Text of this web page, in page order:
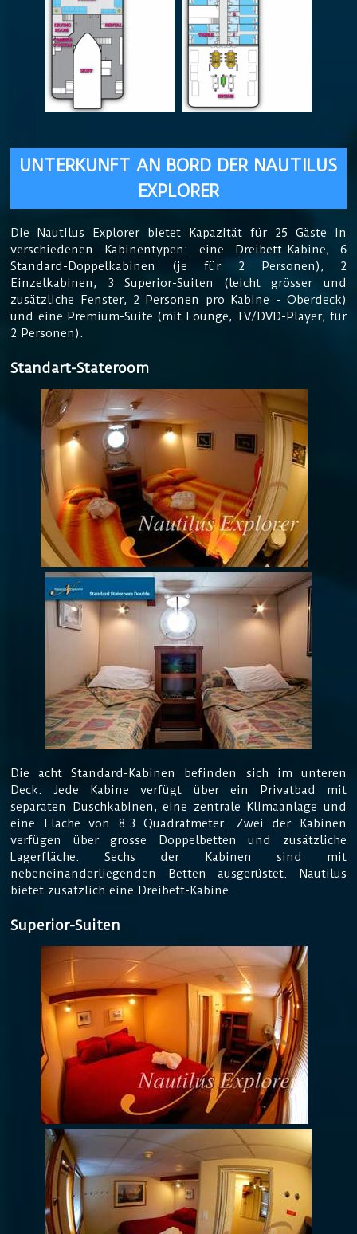
UNTERKUNFT AN BORD DER NAUTILUS
EXPLORER
Die Nautilus Explorer bietet Kapazität für 25 Gäste in
verschiedenen Kabinentypen: eine Dreibett-Kabine, 6
Standard-Doppelkabinen (je für 2 Personen), 2
Einzelkabinen, 3 Superior-Suiten (leicht grösser und
zusätzliche Fenster, 2 Personen pro Kabine - Oberdeck)
und eine Premium-Suite (mit Lounge, TV/DVD-Player, für
2 Personen).
Standart-Stateroom
Die acht Standard-Kabinen befinden sich im unteren
Deck. Jede Kabine verfügt über ein Privatbad mit
separaten Duschkabinen, eine zentrale Klimaanlage und
eine Fläche von 8.3 Quadratmeter. Zwei der Kabinen
verfügen über grosse Doppelbetten und zusätzliche
Lagerfläche. Sechs der Kabinen sind mit
nebeneinanderliegenden Betten ausgerüstet. Nautilus
bietet zusätzlich eine Dreibett-Kabine.
Superior-Suiten